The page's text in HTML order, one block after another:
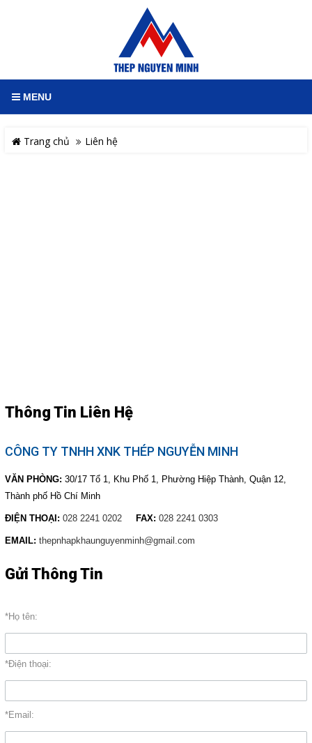
MENU
Trang chủ Liên hệ
Thông Tin Liên Hệ
CÔNG TY TNHH XNK THÉP NGUYỄN MINH
VĂN PHÒNG: 30/17 Tổ 1, Khu Phố 1, Phường Hiệp Thành, Quận 12,
Thành phố Hồ Chí Minh
ĐIỆN THOẠI: 028 2241 0202 FAX: 028 2241 0303
EMAIL: thepnhapkhaunguyenminh@gmail.com
Gửi Thông Tin
*Họ tên:
*Điện thoại:
*Email: